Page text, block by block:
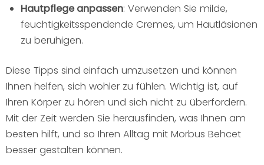
Hautpflege anpassen: Verwenden Sie milde,
feuchtigkeitsspendende Cremes, um Hautläsionen
zu beruhigen.
Diese Tipps sind einfach umzusetzen und können
Ihnen helfen, sich wohler zu fühlen. Wichtig ist, auf
Ihren Körper zu hören und sich nicht zu überfordern.
Mit der Zeit werden Sie herausfinden, was Ihnen am
besten hilft, und so Ihren Alltag mit Morbus Behcet
besser gestalten können.